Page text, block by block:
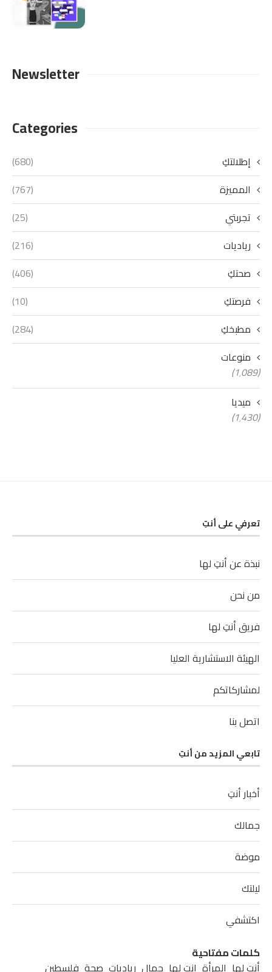
Newsletter
Categories
إطلالتكِ
(680)
المميزة
(767)
تجربتي
(25)
رياديات
(216)
صحتكِ
(406)
فرصتكِ
(10)
مطبخكِ
(284)
منوعات
(1٬089)
ميديا
(1٬430)
تعرفي على أنتِ
نبذة عن أنتِ لها
من نحن
فريق أنتِ لها
الهيئة الاستشارية العليا
لمشاركاتكم
اتصل بنا
تابعي المزيد من أنتِ
أخبار أنتِ
جمالك
موضة
ليلتك
اكتشفي
كلمات مفتاحية
أنتِ لها المرأة انت لها جمال رياديات صحة فلسطين